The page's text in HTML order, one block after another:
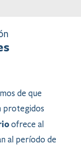
de que
protegidos
ofrece al
al período de